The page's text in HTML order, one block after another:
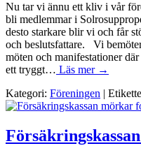
Nu tar vi ännu ett kliv i vår
bli medlemmar i
desto starkare blir vi och får
och beslutsfattare. Vi
möten och manifestationer
ett tryggt… Läs mer →
Kategori: Föreningen |